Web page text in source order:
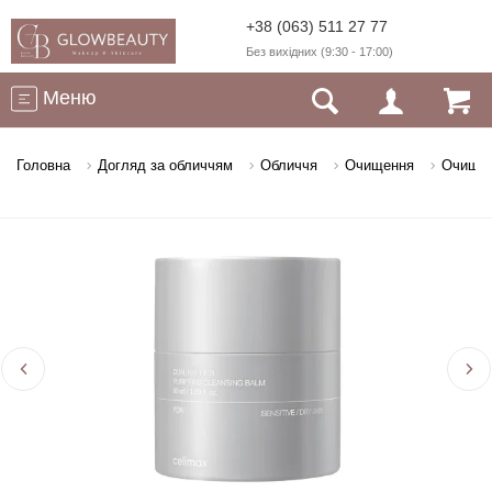
+38 (063) 511 27 77
Без вихідних (9:30 - 17:00)
Меню
Головна Догляд за обличчям Обличчя Очищення